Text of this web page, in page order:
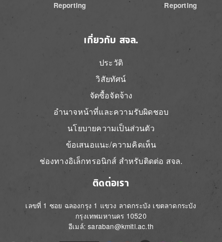
Reporting
Reporting
เกี่ยวกับ สจล.
ประวัติ
วิสัยทัศน์
จัดซื้อจัดจ้าง
อำนาจหน้าที่และความรับผิดชอบ
นโยบายความเป็นส่วนตัว
ข้อเสนอแนะ/ความคิดเห็น
ช่องทางอิเล็กทรอนิกส์ สำหรับติดต่อ สจล.
ติดต่อเรา
เลขที่ 1 ซอย ฉลองกรุง 1 แขวง ลาดกระบัง เขตลาดกระบัง
กรุงเทพมหานคร 10520
อีเมล์: saraban@kmitl.ac.th